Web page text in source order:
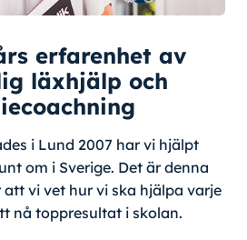
erfarenhet av
läxhjälp och
i Lund 2007 har vi hjälpt
om i Sverige. Det är denna
vi vet hur vi ska hjälpa varje
nå toppresultat i skolan.